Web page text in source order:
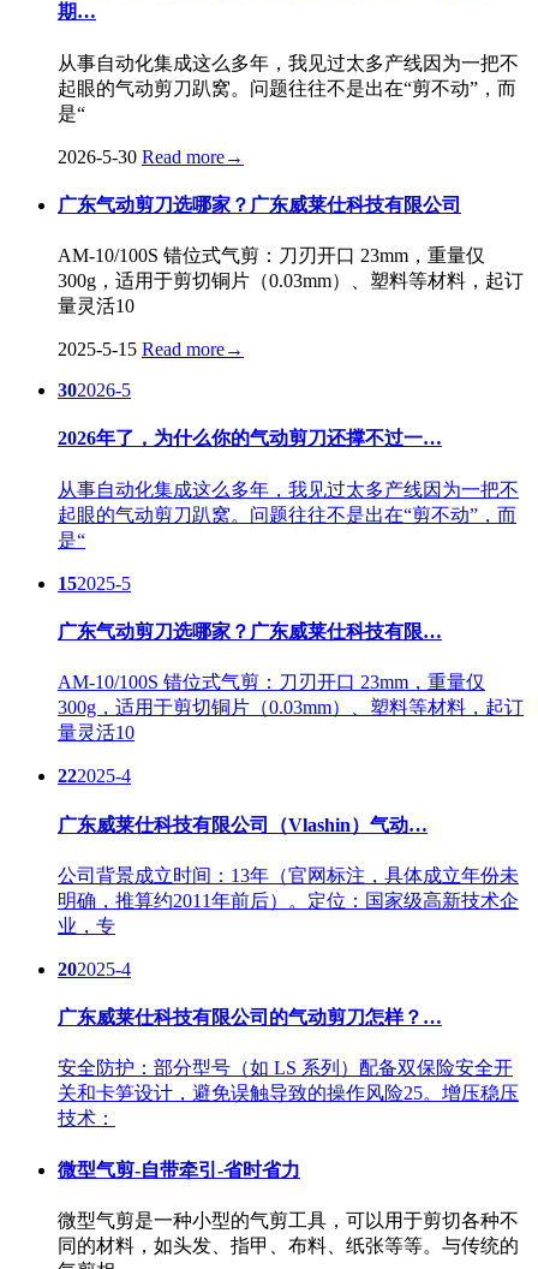
期…
从事自动化集成这么多年，我见过太多产线因为一把不
起眼的气动剪刀趴窝。问题往往不是出在“剪不动”，而
是“
2026-5-30 Read more→
广东气动剪刀选哪家？广东威莱仕科技有限公司
AM-10/100S 错位式气剪：刀刃开口 23mm，重量仅
300g，适用于剪切铜片（0.03mm）、塑料等材料，起订
量灵活10
2025-5-15 Read more→
302026-5
2026年了，为什么你的气动剪刀还撑不过一…
从事自动化集成这么多年，我见过太多产线因为一把不
起眼的气动剪刀趴窝。问题往往不是出在“剪不动”，而
是“
152025-5
广东气动剪刀选哪家？广东威莱仕科技有限…
AM-10/100S 错位式气剪：刀刃开口 23mm，重量仅
300g，适用于剪切铜片（0.03mm）、塑料等材料，起订
量灵活10
222025-4
广东威莱仕科技有限公司（Vlashin）气动…
公司背景成立时间：13年（官网标注，具体成立年份未
明确，推算约2011年前后）。定位：国家级高新技术企
业，专
202025-4
广东威莱仕科技有限公司的气动剪刀怎样？…
安全防护：部分型号（如 LS 系列）配备双保险安全开
关和卡笋设计，避免误触导致的操作风险25。增压稳压
技术：
微型气剪-自带牵引-省时省力
微型气剪是一种小型的气剪工具，可以用于剪切各种不
同的材料，如头发、指甲、布料、纸张等等。与传统的